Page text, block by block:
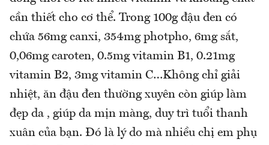
cần thiết cho cơ thể. Trong 100g đậu đen có
chứa 56mg canxi, 354mg photpho, 6mg sắt,
0,06mg caroten, 0.5mg vitamin B1, 0.21mg
vitamin B2, 3mg vitamin C…Không chỉ giải
nhiệt, ăn đậu đen thường xuyên còn giúp làm
đẹp da , giúp da mịn màng, duy trì tuổi thanh
xuân của bạn. Đó là lý do mà nhiều chị em phụ